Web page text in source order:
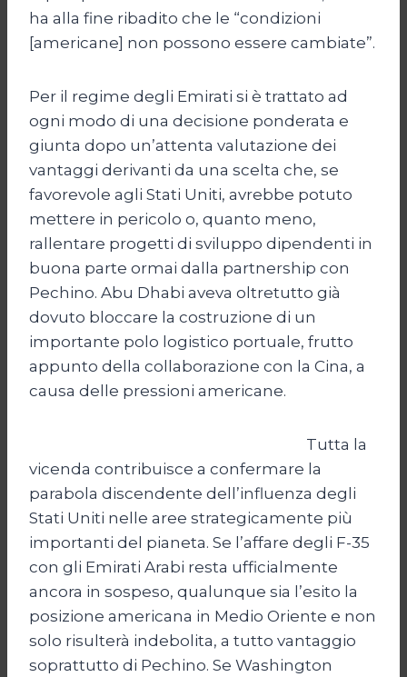
ha alla fine ribadito che le “condizioni
[americane] non possono essere cambiate”.
Per il regime degli Emirati si è trattato ad
ogni modo di una decisione ponderata e
giunta dopo un’attenta valutazione dei
vantaggi derivanti da una scelta che, se
favorevole agli Stati Uniti, avrebbe potuto
mettere in pericolo o, quanto meno,
rallentare progetti di sviluppo dipendenti in
buona parte ormai dalla partnership con
Pechino. Abu Dhabi aveva oltretutto già
dovuto bloccare la costruzione di un
importante polo logistico portuale, frutto
appunto della collaborazione con la Cina, a
causa delle pressioni americane.
Tutta la
vicenda contribuisce a confermare la
parabola discendente dell’influenza degli
Stati Uniti nelle aree strategicamente più
importanti del pianeta. Se l’affare degli F-35
con gli Emirati Arabi resta ufficialmente
ancora in sospeso, qualunque sia l’esito la
posizione americana in Medio Oriente e non
solo risulterà indebolita, a tutto vantaggio
soprattutto di Pechino. Se Washington